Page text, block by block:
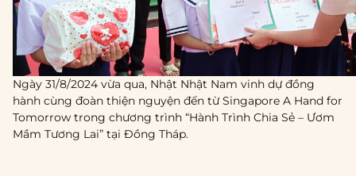
Ngày 31/8/2024 vừa qua, Nhật Nhật Nam vinh dự đồng
hành cùng đoàn thiện nguyện đến từ Singapore A Hand for
Tomorrow trong chương trình “Hành Trình Chia Sẻ – Ươm
Mầm Tương Lai” tại Đồng Tháp.